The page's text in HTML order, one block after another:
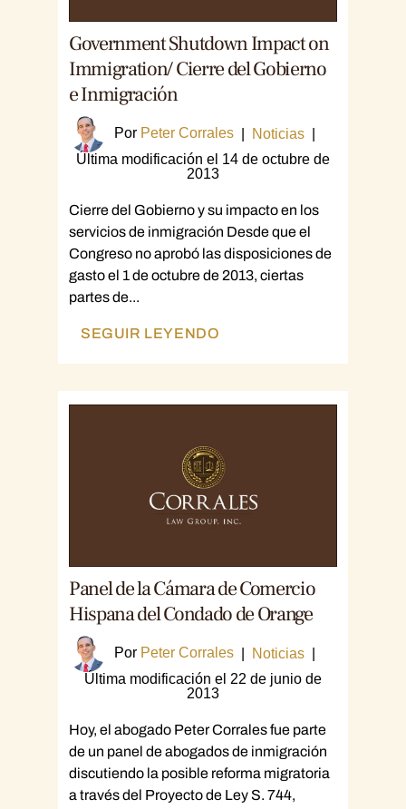
Government Shutdown Impact on
Immigration/ Cierre del Gobierno
e Inmigración
Por Peter Corrales Noticias
Última modificación el 14 de octubre de
2013
Cierre del Gobierno y su impacto en los
servicios de inmigración Desde que el
Congreso no aprobó las disposiciones de
gasto el 1 de octubre de 2013, ciertas
partes de...
SEGUIR LEYENDO
Panel de la Cámara de Comercio
Hispana del Condado de Orange
Por Peter Corrales Noticias
Última modificación el 22 de junio de
2013
Hoy, el abogado Peter Corrales fue parte
de un panel de abogados de inmigración
discutiendo la posible reforma migratoria
a través del Proyecto de Ley S. 744,